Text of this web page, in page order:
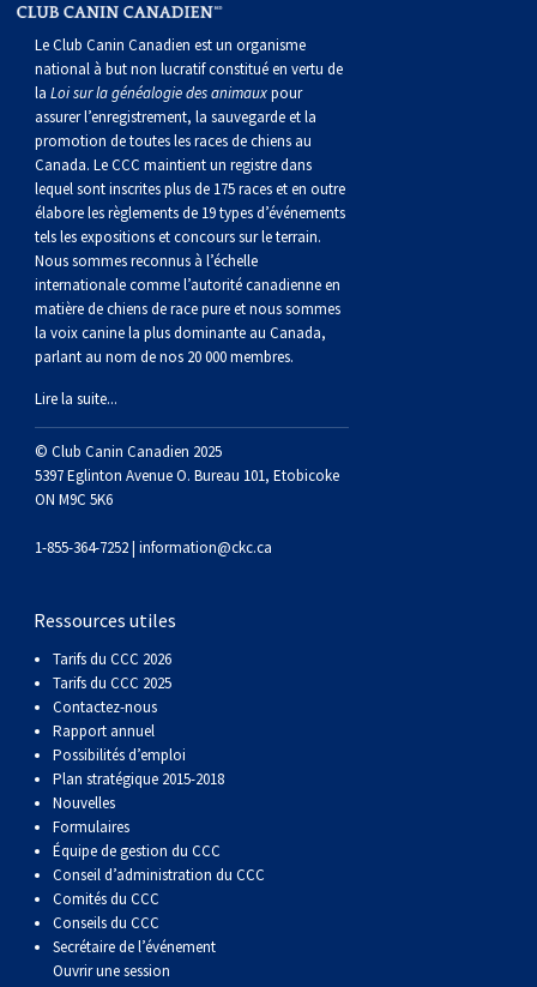
Le Club Canin Canadien est un organisme
national à but non lucratif constitué en vertu de
la Loi sur la généalogie des animauxpour
assurer l’enregistrement, la sauvegarde et la
promotion de toutes les races de chiens au
Canada. Le CCC maintient un registre dans
lequel sont inscrites plus de 175 races et en outre
élabore les règlements de 19 types d’événements
tels les expositions et concours sur le terrain.
Nous sommes reconnus à l’échelle
internationale comme l’autorité canadienne en
matière de chiens de race pure et nous sommes
la voix canine la plus dominante au Canada,
parlant au nom de nos 20 000 membres.
Lire la suite...
© Club Canin Canadien 2025
5397 Eglinton Avenue O. Bureau 101, Etobicoke
ON M9C 5K6
1-855-364-7252 | information@ckc.ca
Ressources utiles
Tarifs du CCC 2026
Tarifs du CCC 2025
Contactez-nous
Rapport annuel
Possibilités d’emploi
Plan stratégique 2015-2018
Nouvelles
Formulaires
Équipe de gestion du CCC
Conseil d’administration du CCC
Comités du CCC
Conseils du CCC
Secrétaire de l’événement
Ouvrir une session